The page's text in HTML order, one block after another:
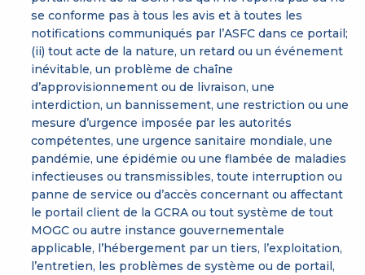
se conforme pas à tous les avis et à toutes les
notifications communiqués par l’ASFC dans ce portail;
(ii) tout acte de la nature, un retard ou un événement
inévitable, un problème de chaîne
d’approvisionnement ou de livraison, une
interdiction, un bannissement, une restriction ou une
mesure d’urgence imposée par les autorités
compétentes, une urgence sanitaire mondiale, une
pandémie, une épidémie ou une flambée de maladies
infectieuses ou transmissibles, toute interruption ou
panne de service ou d’accès concernant ou affectant
le portail client de la GCRA ou tout système de tout
MOGC ou autre instance gouvernementale
applicable, l’hébergement par un tiers, l’exploitation,
l’entretien, les problèmes de système ou de portail,